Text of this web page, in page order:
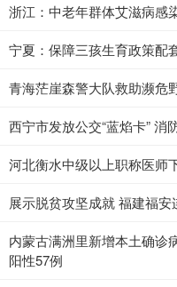
浙江：中老年群体艾滋病感
宁夏：保障三孩生育政策配
青海茫崖森警大队救助濒危
西宁市发放公交“蓝焰卡” 消
展示脱贫攻坚成就 福建福
内蒙古满洲里新增本土确诊
阳性57例